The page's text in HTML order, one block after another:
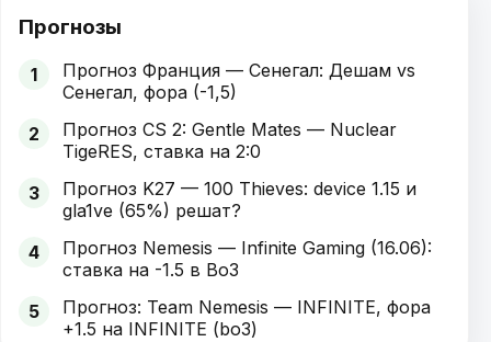
Прогнозы
1
Прогноз Франция — Сенегал: Дешам vs
Сенегал, фора (-1,5)
2
Прогноз CS 2: Gentle Mates — Nuclear
TigeRES, ставка на 2:0
3
Прогноз K27 — 100 Thieves: device 1.15 и
gla1ve (65%) решат?
4
Прогноз Nemesis — Infinite Gaming (16.06):
ставка на -1.5 в Bo3
5
Прогноз: Team Nemesis — INFINITE, фора
+1.5 на INFINITE (bo3)